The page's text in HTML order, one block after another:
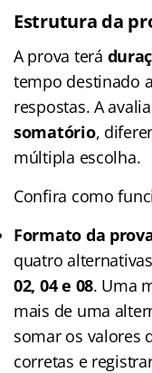
Estrutura da
A prova terá
tempo destinado
respostas. A
somatório,
múltipla escolha.
Confira como
Formato da
quatro
02, 04 e 08. Uma
mais de uma
somar os valores
corretas e